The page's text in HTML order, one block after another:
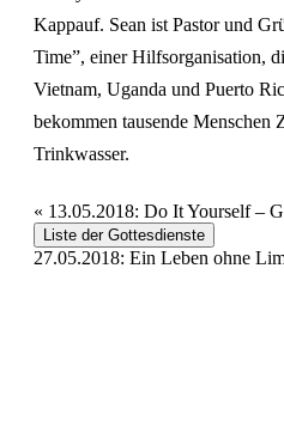
Kappauf. Sean ist Pastor und
Time”, einer Hilfsorganisation,
Vietnam, Uganda und Puerto
bekommen tausende Menschen
Trinkwasser.
« 13.05.2018: Do It Yourself –
Liste der Gottesdienste
27.05.2018: Ein Leben ohne